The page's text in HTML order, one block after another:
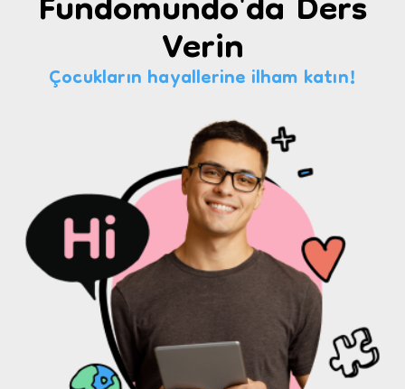
Verin
Çocukların hayallerine ilham katın!